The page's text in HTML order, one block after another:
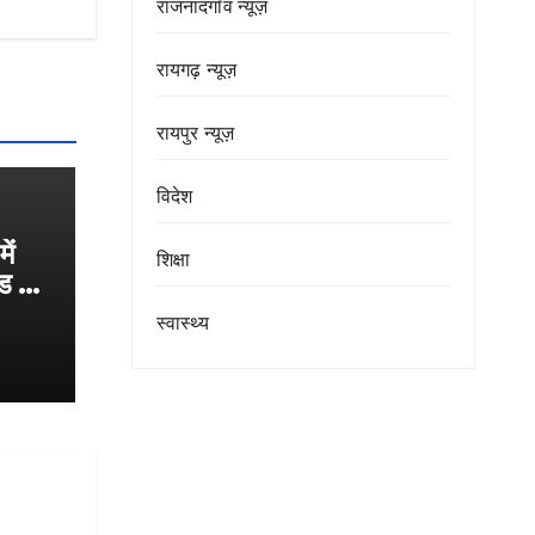
का
राजनांदगाँव न्यूज़
रायगढ़ न्यूज़
रायपुर न्यूज़
विदेश
शिक्षा
स्वास्थ्य